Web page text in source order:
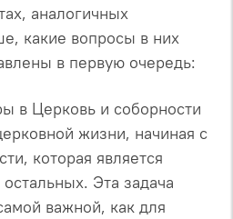
аналогичных
какие вопросы в них
в первую очередь:
в Церковь и соборности
жизни, начиная с
которая является
Эта задача
важной, как для